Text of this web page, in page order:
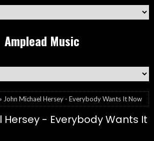
Amplead Music
» John Michael Hersey - Everybody Wants It Now
Hersey - Everybody Wants It